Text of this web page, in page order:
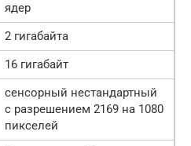
ядер
2 гигабайта
16 гигабайт
сенсорный нестандартный
с разрешением 2169 на 1080
пикселей